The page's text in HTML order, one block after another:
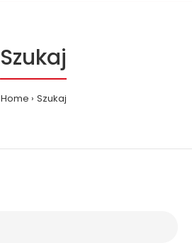
Szukaj
Home Szukaj